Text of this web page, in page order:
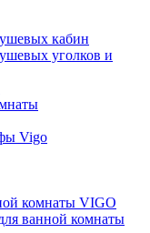
кабин
уголков и
Vigo
комнаты VIGO
ванной комнаты